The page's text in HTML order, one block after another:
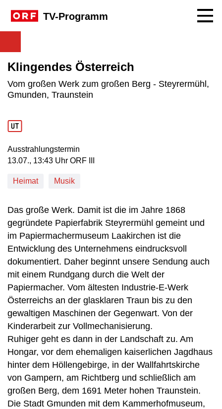
TV-Programm
Klingendes Österreich
Vom großen Werk zum großen Berg - Steyrermühl,
Gmunden, Traunstein
Ausstrahlungstermin
13. Juli, 13:43 Uhr in ORF III
13.07., 13:43 Uhr ORF III
Heimat Musik
Das große Werk. Damit ist die im Jahre 1868
gegründete Papierfabrik Steyrermühl gemeint und
im Papiermachermuseum Laakirchen ist die
Entwicklung des Unternehmens eindrucksvoll
dokumentiert. Daher beginnt unsere Sendung auch
mit einem Rundgang durch die Welt der
Papiermacher. Vom ältesten Industrie-E-Werk
Österreichs an der glasklaren Traun bis zu den
gewaltigen Maschinen der Gegenwart. Von der
Kinderarbeit zur Vollmechanisierung.
Ruhiger geht es dann in der Landschaft zu. Am
Hongar, vor dem ehemaligen kaiserlichen Jagdhaus
hinter dem Höllengebirge, in der Wallfahrtskirche
von Gampern, am Richtberg und schließlich am
großen Berg, dem 1691 Meter hohen Traunstein.
Die Stadt Gmunden mit dem Kammerhofmuseum,